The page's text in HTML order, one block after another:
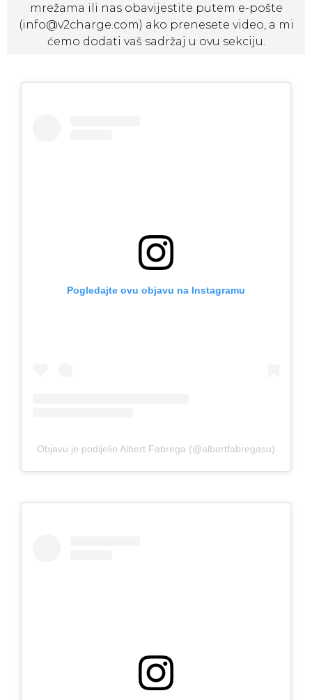
mrežama ili nas obavijestite putem e-pošte
(info@v2charge.com) ako prenesete video, a mi
ćemo dodati vaš sadržaj u ovu sekciju.
Pogledajte ovu objavu na Instagramu
Objavu je podijelio Albert Fabrega (@albertfabregasu)